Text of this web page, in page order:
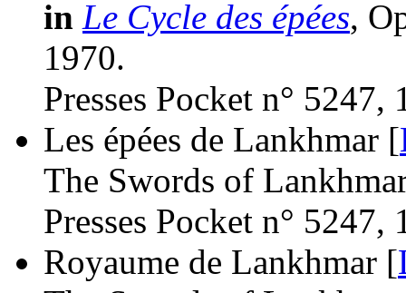
in Le Cycle des épées,
1970.
Presses Pocket n° 5247,
Les épées de Lankhmar [
The Swords of
Presses Pocket n° 5247,
Royaume de Lankhmar [